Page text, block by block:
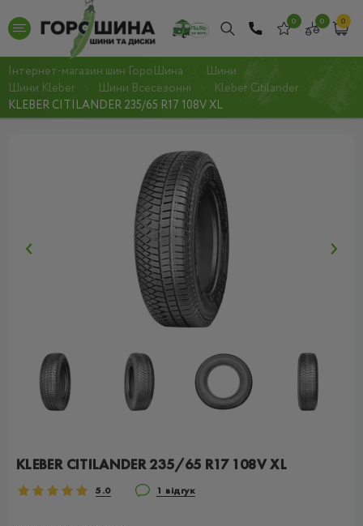
0 0 0
Інтернет-магазин шин ГороШина
Шини
Шини Kleber
Шини Всесезонні
Kleber Citilander
KLEBER CITILANDER 235/65 R17 108V XL
KLEBER CITILANDER 235/65 R17 108V XL
5.0 1 відгук